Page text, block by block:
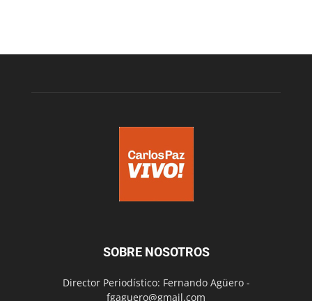
SOBRE NOSOTROS
Director Periodístico: Fernando Agüero -
fgaguero@gmail.com